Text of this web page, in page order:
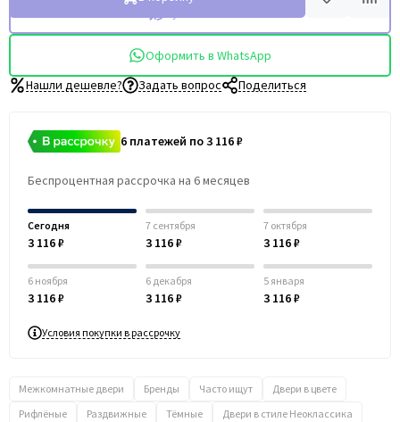
Оформить в WhatsApp
Нашли дешевле?
Задать вопрос Поделиться
6 платежей по 3 116 ₽
Беспроцентная рассрочка на 6 месяцев
Сегодня
3 116 ₽
7 сентября
3 116 ₽
7 октября
3 116 ₽
6 ноября
3 116 ₽
6 декабря
3 116 ₽
5 января
3 116 ₽
Условия покупки в рассрочку
Межкомнатные двери Бренды Часто ищут
Двери в цвете
Рифлёные
Раздвижные Тёмные
Двери в стиле Неоклассика